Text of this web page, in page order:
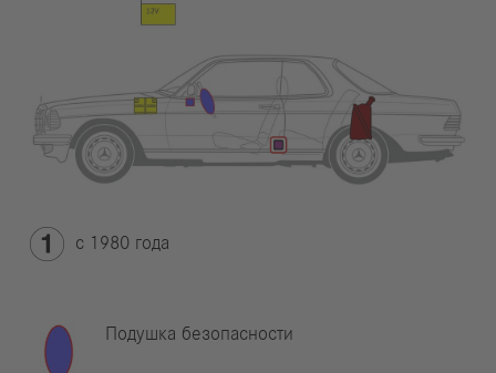
с 1980 года
Подушка безопасности